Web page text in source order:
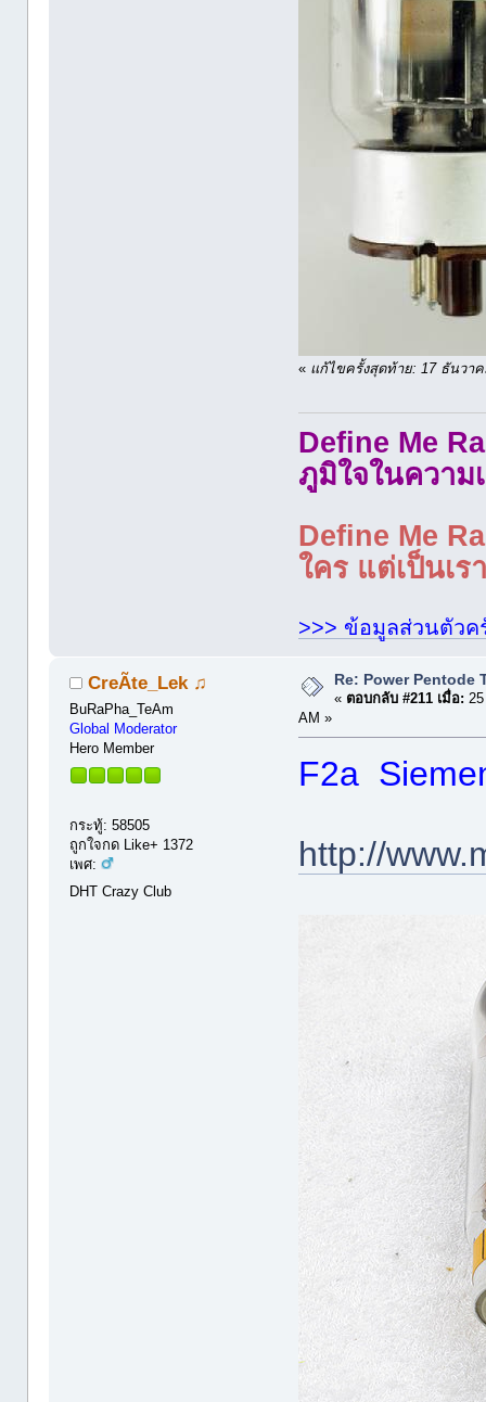
« แก้ไขครั้งสุดท้าย: 17 ธันวาค
Define Me
ภูมิใจในความ
Define Me
ใคร แต่เป็นเ
>>> ข้อมูลส่วนตัวค
CreÃte_Lek ♫
BuRaPha_TeAm
Global Moderator
Hero Member
กระทู้: 58505
ถูกใจกด Like+ 1372
เพศ:
DHT Crazy Club
Re: Power Pentode
« ตอบกลับ #211 เมื่อ:
AM »
F2a
http://